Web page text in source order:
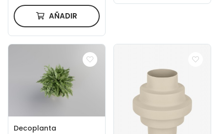
AÑADIR
Decoplanta